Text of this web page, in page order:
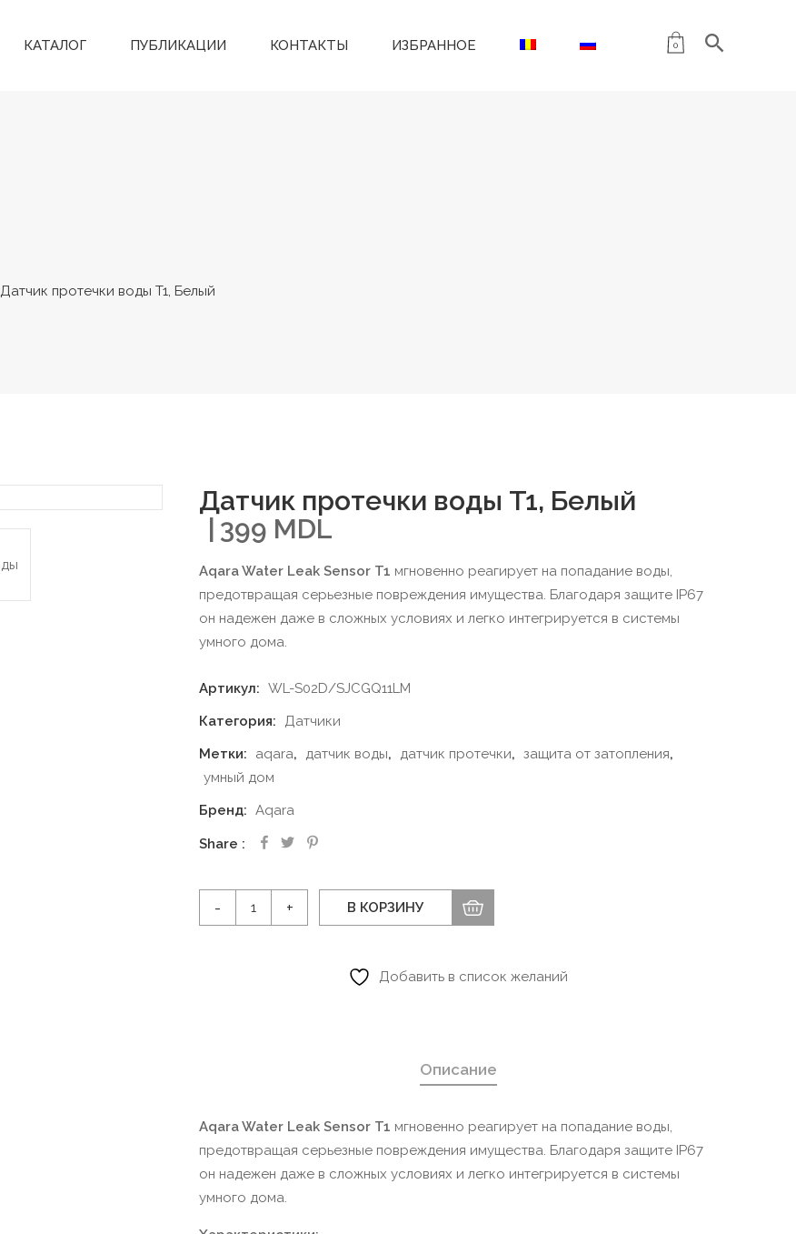
КАТАЛОГ ПУБЛИКАЦИИ КОНТАКТЫ ИЗБРАННОЕ 0
Датчик протечки воды T1, Белый
Датчик протечки воды T1, Белый
399 MDL
Aqara Water Leak Sensor T1 мгновенно реагирует на попадание воды,
предотвращая серьезные повреждения имущества. Благодаря защите IP67
он надежен даже в сложных условиях и легко интегрируется в системы
умного дома.
Артикул: WL-S02D/SJCGQ11LM
Категория:
Датчики
Метки:
aqara, датчик воды, датчик протечки, защита от затопления,
умный дом
Бренд: Aqara
Share
Количество
товара
В КОРЗИНУ
Добавить в список желаний
Описание
Aqara Water Leak Sensor T1 мгновенно реагирует на попадание воды,
предотвращая серьезные повреждения имущества. Благодаря защите IP67
он надежен даже в сложных условиях и легко интегрируется в системы
умного дома.